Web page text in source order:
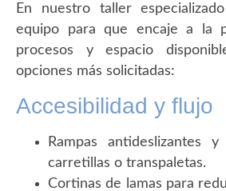
En nuestro taller
equipo para que encaje a la
procesos y espacio
opciones más solicitadas:
Accesibilidad y flujo
Rampas antideslizantes
carretillas o transpaletas.
Cortinas de lamas para